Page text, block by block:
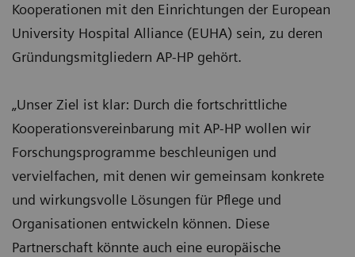
Kooperationen mit den Einrichtungen der European
University Hospital Alliance (EUHA) sein, zu deren
Gründungsmitgliedern AP-HP gehört.
„Unser Ziel ist klar: Durch die fortschrittliche
Kooperationsvereinbarung mit AP-HP wollen wir
Forschungsprogramme beschleunigen und
vervielfachen, mit denen wir gemeinsam konkrete
und wirkungsvolle Lösungen für Pflege und
Organisationen entwickeln können. Diese
Partnerschaft könnte auch eine europäische